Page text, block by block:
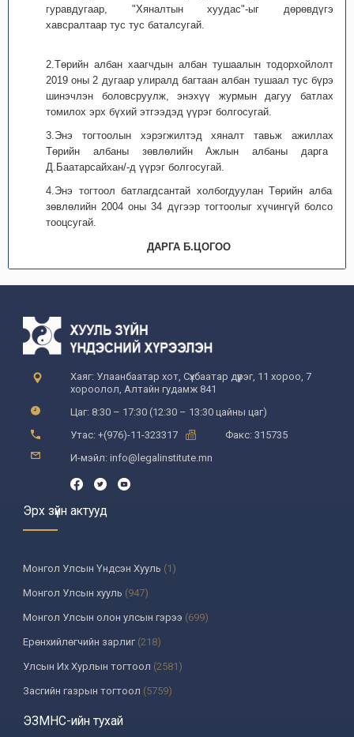
гуравдугаар, "Хяналтын хуудас"-ыг дөрөвдүгээр
хавсралтаар тус тус баталсугай.
2.Төрийн албан хаагчдын албан тушаалын тодорхойлолтыг
2019 оны 2 дугаар улиралд багтаан албан тушаал тус бүрээр
шинэчлэн боловсруулж, энэхүү журмын дагуу батлахыг
томилох эрх бүхий этгээдэд үүрэг болгосугай.
3.Энэ тогтоолын хэрэгжилтэд хяналт тавьж ажиллахыг
Төрийн албаны зөвлөлийн Ажлын албаны дарга /
Д.Баатарсайхан/-д үүрэг болгосугай.
4.Энэ тогтоол батлагдсантай холбогдуулан Төрийн албаны
зөвлөлийн 2004 оны 34 дүгээр тогтоолыг хүчингүй болсонд
тооцсугай.
ДАРГА Б.ЦОГОО
Хаяг: Улаанбаатар хот, Сүхбаатар дүүрэг, 11 хороо, 7
хороолол, Алтайн гудамж 841
Цаг: 8:30 – 17:30 (12:30 – 13:30 цайны цаг)
Утас: +(976)-11-323317
Факс: 315735
И-мэйл: info@legalinstitute.mn
Эрх зүйн актууд
Монгол Улсын Үндсэн Хууль (1)
Монгол Улсын хууль (947)
Монгол Улсын олон улсын гэрээ (699)
Ерөнхийлөгчийн зарлиг(218)
Улсын Их Хурлын тогтоол (2581)
Засгийн газрын тогтоол (5759)
Үндсэн хуулийн цэцийн шийдвэр
ЭЗМНС-ийн тухай